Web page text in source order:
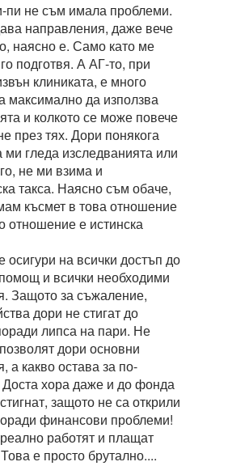
пи не съм имала проблеми.
направления, даже вече
наясно е. Само като ме
подготвя. А АГ-то, при
клиниката, е много
максимално да използва
и колкото се може повече
през тях. Дори понякога
ми гледа изследванията или
не ми взима и
такса. Наясно съм обаче,
късмет в това отношение
отношение е истинска
осигури на всички достъп до
и всички необходими
Защото за съжаление,
дори не стигат до
липса на пари. Не
дори основни
а какво остава за по-
Доста хора даже и до фонда
защото не са открили
финансови проблеми!
работят и плащат
е просто брутално....